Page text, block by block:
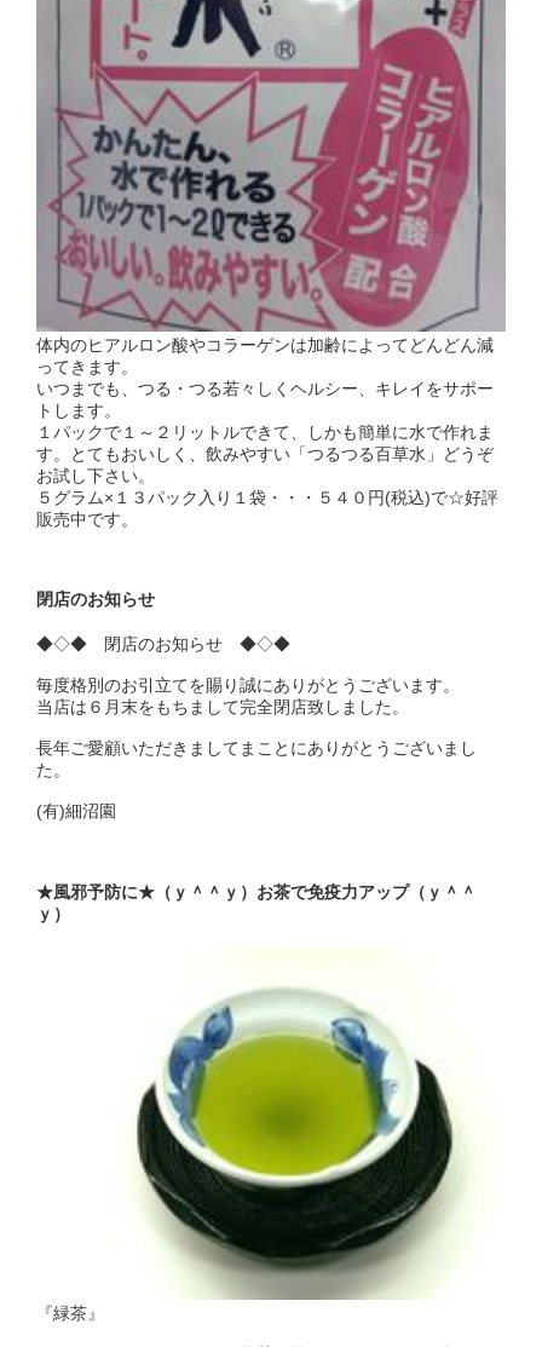
体内のヒアルロン酸やコラーゲンは加齢によってどんどん減
ってきます。
いつまでも、つる・つる若々しくヘルシー、キレイをサポー
トします。
１パックで１～２リットルできて、しかも簡単に水で作れま
す。とてもおいしく、飲みやすい「つるつる百草水」どうぞ
お試し下さい。
５グラム×１３パック入り１袋・・・５４０円(税込)で☆好評
販売中です。
閉店のお知らせ
◆◇◆ 閉店のお知らせ ◆◇◆
毎度格別のお引立てを賜り誠にありがとうございます。
当店は６月末をもちまして完全閉店致しました。
長年ご愛顧いただきましてまことにありがとうございまし
た。
(有)細沼園
★風邪予防に★（ｙ＾＾ｙ）お茶で免疫力アップ（ｙ＾＾
ｙ）
『緑茶』